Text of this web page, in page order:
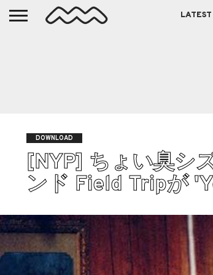
LATEST
DOWNLOAD
[NYP] ちょい臭シ
ンド Field Tripが